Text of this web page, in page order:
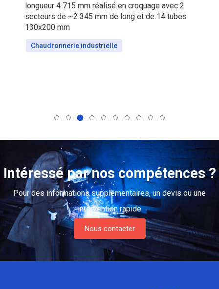
longueur 4 715 mm réalisé en croquage avec 2
secteurs de ~2 345 mm de long et de 14 tubes
130x200 mm
Chaudronnerie industrielle
Intéressé par nos compétences ?
Pour des informations supplémentaires, un devis ou une
intervention rapide
Nous contacter